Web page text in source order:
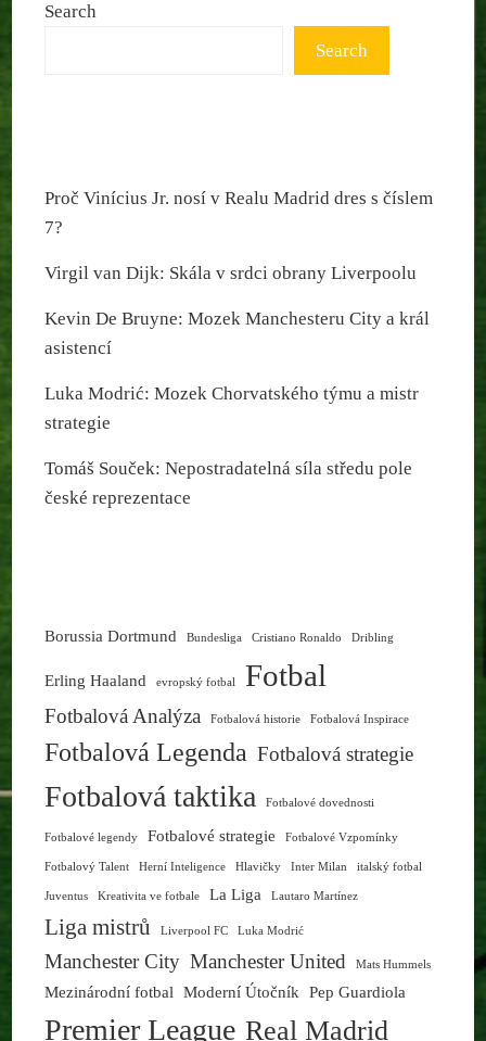
Search
Search
Proč Vinícius Jr. nosí v Realu Madrid dres s číslem
7?
Virgil van Dijk: Skála v srdci obrany Liverpoolu
Kevin De Bruyne: Mozek Manchesteru City a král
asistencí
Luka Modrić: Mozek Chorvatského týmu a mistr
strategie
Tomáš Souček: Nepostradatelná síla středu pole
české reprezentace
Borussia Dortmund Bundesliga Cristiano Ronaldo Dribling
Erling Haaland evropský fotbal Fotbal
Fotbalová Analýza Fotbalová historie Fotbalová Inspirace
Fotbalová Legenda Fotbalová strategie
Fotbalová taktika Fotbalové dovednosti
Fotbalové legendy Fotbalové strategie Fotbalové Vzpomínky
Fotbalový Talent Herní Inteligence Hlavičky Inter Milan italský fotbal
Juventus Kreativita ve fotbale La Liga Lautaro Martínez
Liga mistrů Liverpool FC Luka Modrić
Manchester City Manchester United Mats Hummels
Mezinárodní fotbal Moderní Útočník Pep Guardiola
Premier League Real Madrid